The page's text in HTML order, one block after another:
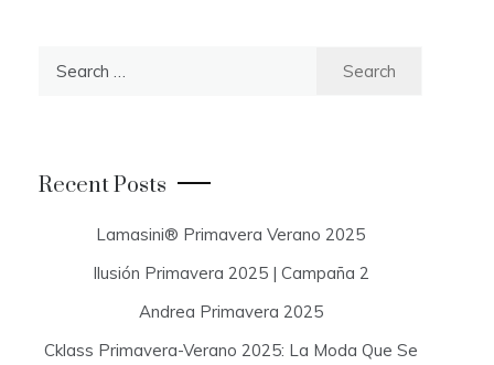
r
:
Recent Posts
Lamasini® Primavera Verano 2025
Ilusión Primavera 2025 | Campaña 2
Andrea Primavera 2025
Cklass Primavera-Verano 2025: La Moda Que Se